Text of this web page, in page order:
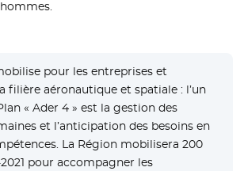
pour les entreprises et
filière aéronautique et spatiale : l’un
« Ader 4 » est la gestion des
et l’anticipation des besoins en
La Région mobilisera 200
pour accompagner les